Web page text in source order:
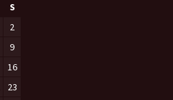
S
2
9
16
23